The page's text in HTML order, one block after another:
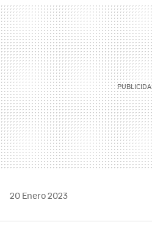
20 Enero 2023